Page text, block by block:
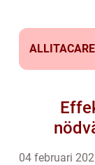
04 februari